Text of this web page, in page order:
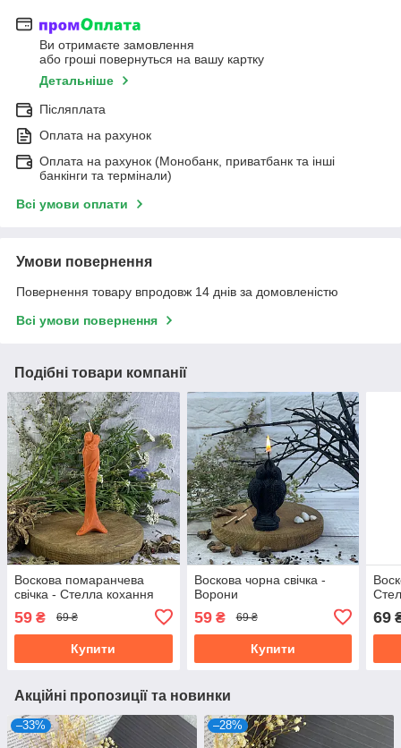
Ви отримаєте замовлення
або гроші повернуться на вашу картку
Детальніше
Післяплата
Оплата на рахунок
Оплата на рахунок (Монобанк, приватбанк та інші
банкінги та термінали)
Всі умови оплати
Умови повернення
Повернення товару впродовж 14 днів за домовленістю
Всі умови повернення
Подібні товари компанії
Воскова помаранчева
свічка - Стелла кохання
59 ₴ 69 ₴
Купити
Воскова чорна свічка -
Ворони
59₴ 69 ₴
Купити
69
Акційні пропозиції та новинки
–33% –28%